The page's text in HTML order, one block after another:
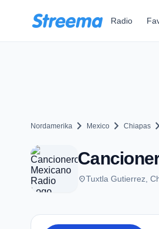
Radio
Nordamerika chevron_right Mexico chevron_right Chiapas
placeTuxtla Gutierrez,